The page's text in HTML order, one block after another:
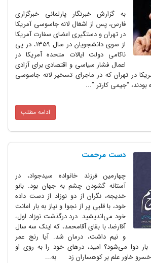
به گزارش خبرنگار پارلمانی خبرگزاری
فارس، پس از اشغال لانه جاسوسی آمریکا
در تهران و دستگیری اعضای سفارت آمریکا
از سوی دانشجویان در سال ۱۳۵۹، در پی
ناکامی دولت ایالات متحده آمریکا در
اعمال فشار سیاسی و اقتصادی برای آزادی
در تهران که در ماجرای تسخیر لانه جاسوسی
“جیمی کارتر ”...
ادامه مطلب
دست مرحمت
چهارمین فرزند خانواده سیدجواد، در
آستانه گشودن چشم به جهان بود. بانو
خدیجه، نگران از دو نوزاد از دست داده
خود، با قلبی پر از نجوا و نیاز به بار امانت
خود می‌اندیشید. دردِ درگذشت نوزاد اول،
آقارضا، با بقای آقامحمد، که اینک سه سال
و نیم داشت، درمان شد. آیا رنج عمر
دوا می‌شود؟ امید، درهای خود را به روی او
خاور علم بر کوهساران زد به...